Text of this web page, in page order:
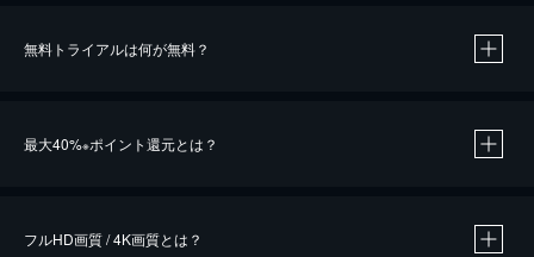
無料トライアルは何が無料？
最大40%※ポイント還元とは？
フルHD画質 / 4K画質とは？